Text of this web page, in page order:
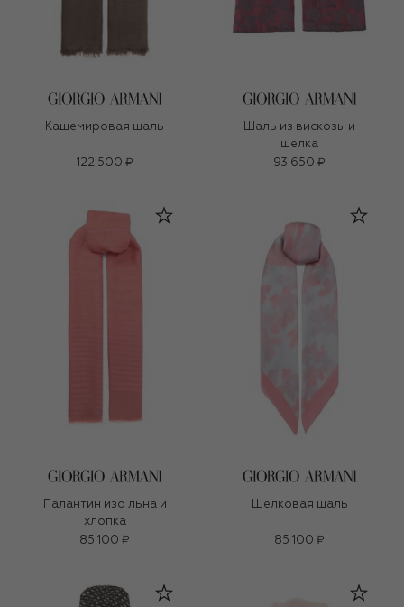
Кашемировая шаль
122 500 ₽
Шаль из вискозы и
шелка
93 650 ₽
Палантин изо льна и
хлопка
85 100 ₽
Шелковая шаль
85 100 ₽